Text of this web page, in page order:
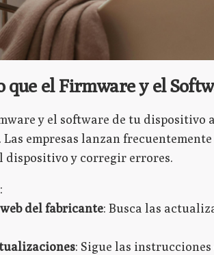
que el Firmware y el
y el software de tu dispositivo
empresas lanzan
dispositivo y corregir errores.
del fabricante: Busca las
: Sigue las